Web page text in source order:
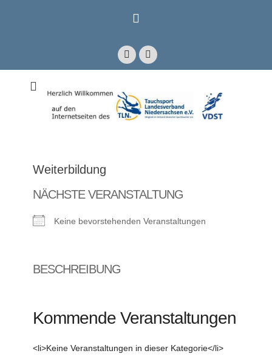
FacebookE-
Mail
Tauchsport
Landesverband
Weiterbildung
NÄCHSTE VERANSTALTUNG
Keine bevorstehenden Veranstaltungen
BESCHREIBUNG
Kommende Veranstaltungen
<li>Keine Veranstaltungen in dieser Kategorie</li>